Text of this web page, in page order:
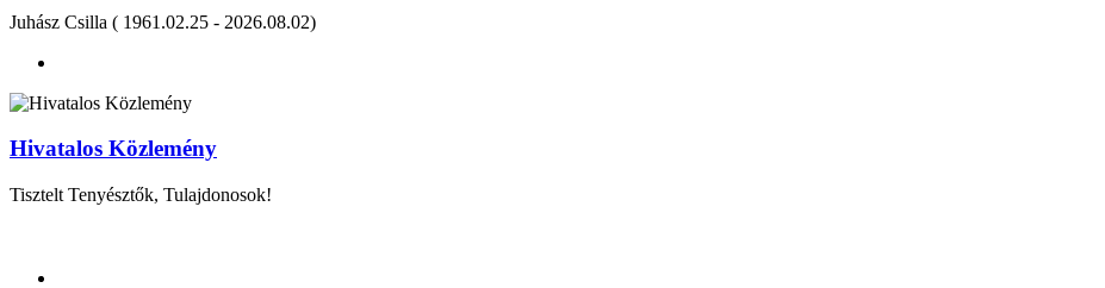
Juhász Csilla ( 1961.02.25 - 2026.08.02)
Hivatalos Közlemény
Tisztelt Tenyésztők, Tulajdonosok!